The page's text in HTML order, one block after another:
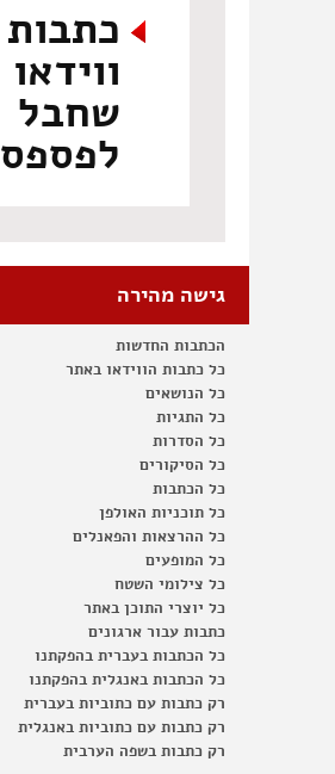
כתבות
ווידאו
שחבל
לפספס
גישה מהירה
הכתבות החדשות
כל כתבות הווידאו באתר
כל הנושאים
כל התגיות
כל הסדרות
כל הסיקורים
כל הכתבות
כל תוכניות האולפן
כל ההרצאות והפאנלים
כל המופעים
כל צילומי השטח
כל יוצרי התוכן באתר
כתבות עבור ארגונים
כל הכתבות בעברית בהפקתנו
כל הכתבות באנגלית בהפקתנו
רק כתבות עם כתוביות בעברית
רק כתבות עם כתוביות באנגלית
רק כתבות בשפה הערבית